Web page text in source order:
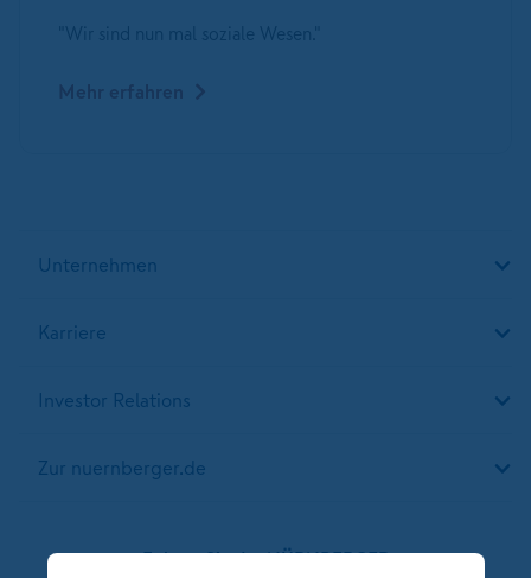
Mehr erfahren
Unternehmen
Karriere
Investor Relations
Zur nuernberger.de
Folgen Sie der NÜRNBERGER